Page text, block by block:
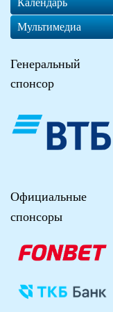
Календарь
Мультимедиа
Генеральный
спонсор
Официальные
спонсоры